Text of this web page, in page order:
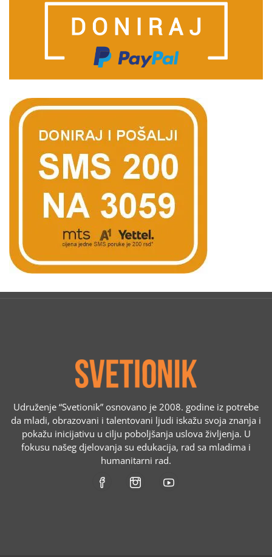
Udruženje “Svetionik” osnovano je 2008. godine iz potrebe
da mladi, obrazovani i talentovani ljudi iskažu svoja znanja i
pokažu inicijativu u cilju poboljšanja uslova življenja. U
fokusu našeg djelovanja su edukacija, rad sa mladima i
humanitarni rad.